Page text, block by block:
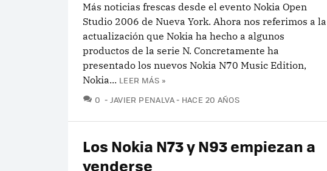
Más noticias frescas desde el evento Nokia Open
Studio 2006 de Nueva York. Ahora nos referimos a la
actualización que Nokia ha hecho a algunos
productos de la serie N. Concretamente ha
presentado los nuevos Nokia N70 Music Edition,
Nokia... LEER MÁS »
0 COMENTARIOS
JAVIER PENALVA HACE 20 AÑOS
Los Nokia N73 y N93 empiezan a
venderse